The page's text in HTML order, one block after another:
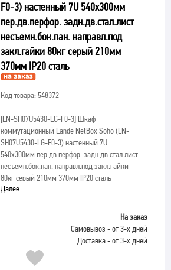
F0-3) настенный 7U 540x300мм
пер.дв.перфор. задн.дв.стал.лист
несъемн.бок.пан. направл.под
закл.гайки 80кг серый 210мм
370мм IP20 сталь
Код товара: 548372
[LN-SH07U5430-LG-F0-3]Шкаф
коммутационный Lande NetBox Soho (LN-
SH07U5430-LG-F0-3) настенный 7U
540x300мм пер.дв.перфор. задн.дв.стал.лист
несъемн.бок.пан. направл.под закл.гайки
80кг серый 210мм 370мм IP20 сталь
Далее...
На заказ
Самовывоз - от 3-х дней
Доставка - от 3-х дней